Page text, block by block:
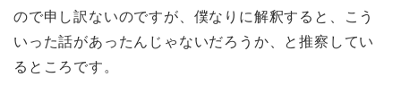
ので申し訳ないのですが、僕なりに解釈すると、こう
いった話があったんじゃないだろうか、と推察してい
るところです。